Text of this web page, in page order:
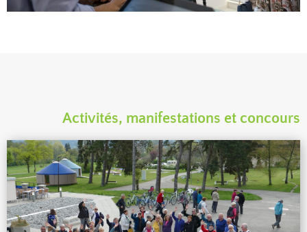
Activités, manifestations et concours